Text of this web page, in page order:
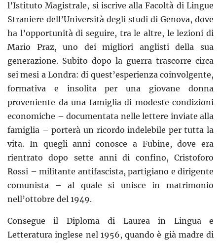
l’Istituto Magistrale, si iscrive alla Facoltà di Lingue
Straniere dell’Università degli studi di Genova, dove
ha l’opportunità di seguire, tra le altre, le lezioni di
Mario Praz, uno dei migliori anglisti della sua
generazione. Subito dopo la guerra trascorre circa
sei mesi a Londra: di quest’esperienza coinvolgente,
formativa e insolita per una giovane donna
proveniente da una famiglia di modeste condizioni
economiche – documentata nelle lettere inviate alla
famiglia – porterà un ricordo indelebile per tutta la
vita. In quegli anni conosce a Fubine, dove era
rientrato dopo sette anni di confino, Cristoforo
Rossi – militante antifascista, partigiano e dirigente
comunista – al quale si unisce in matrimonio
nell’ottobre del 1949.
Consegue il Diploma di Laurea in Lingua e
Letteratura inglese nel 1956, quando è già madre di